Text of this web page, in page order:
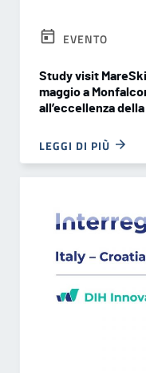
EVENTO
Study visit
maggio a
all’eccellenza
LEGGI DI PIÙ